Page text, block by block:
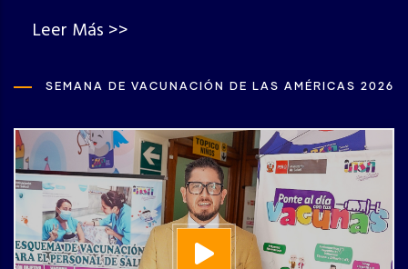
Leer Más >>
SEMANA DE VACUNACIÓN DE LAS AMÉRICAS 2026